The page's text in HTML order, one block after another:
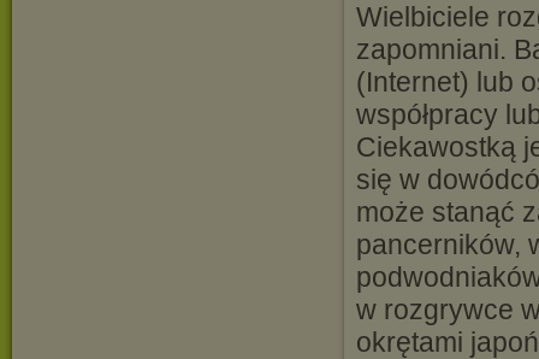
Wielbiciele
zapomniani.
(Internet) lub
współpracy
Ciekawostką
się w
może stanąć
pancerników,
w rozgrywce
okrętami